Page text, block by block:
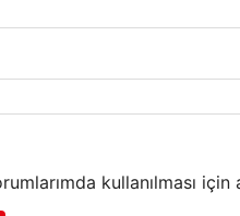
kullanılması